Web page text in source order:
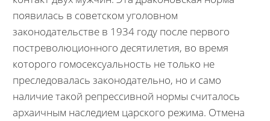
появилась в советском уголовном
законодательстве в 1934 году после первого
постреволюционного десятилетия, во время
которого гомосексуальность не только не
преследовалась законодательно, но и само
наличие такой репрессивной нормы считалось
архаичным наследием царского режима. Отмена